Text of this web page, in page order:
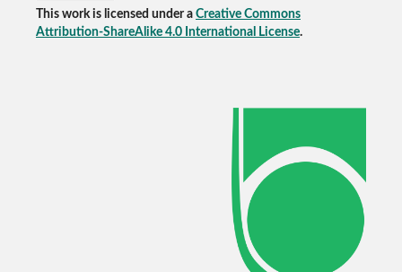
This work is licensed under a Creative Commons
Attribution-ShareAlike 4.0 International License.